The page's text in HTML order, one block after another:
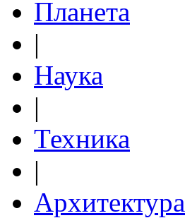
Планета
|
Наука
|
Техника
|
Архитектура